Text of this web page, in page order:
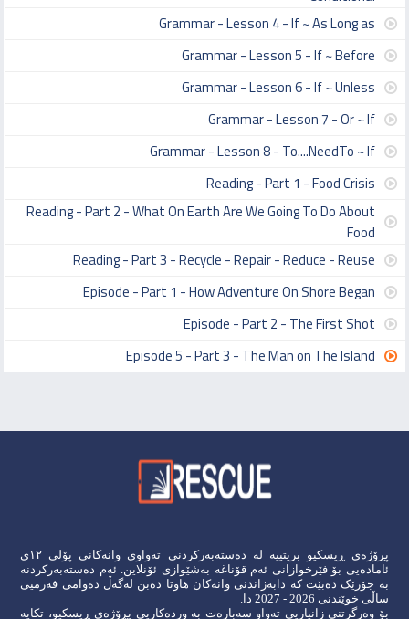
Grammar - Lesson 4 - If ~ As Long as
Grammar - Lesson 5 - If ~ Before
Grammar - Lesson 6 - If ~ Unless
Grammar - Lesson 7 - Or ~ If
Grammar - Lesson 8 - To....NeedTo ~ If
Reading - Part 1 - Food Crisis
Reading - Part 2 - What On Earth Are We Going To Do About
Food
Reading - Part 3 - Recycle - Repair - Reduce - Reuse
Episode - Part 1 - How Adventure On Shore Began
Episode - Part 2 - The First Shot
Episode 5 - Part 3 - The Man on The Island
پڕۆژەی ڕیسکیو بریتییە لە دەستەبەرکردنی تەواوی وانەکانی پۆلی ١٢ی
ئامادەیی بۆ فێرخوازانی ئەم قۆناغە بەشێوازی ئۆنلاین. ئەم دەستەبەرکردنە
بە جۆرێک دەبێت کە دابەزاندنی وانەکان هاوتا دەبن لەگەڵ دەوامی فەرمیی
ساڵی خوێندنی 2026 - 2027 دا.
بۆ وەرگرتنی زانیاریی تەواو سەبارەت بە وردەکاریی پڕۆژەی ڕیسکیو، تکایە